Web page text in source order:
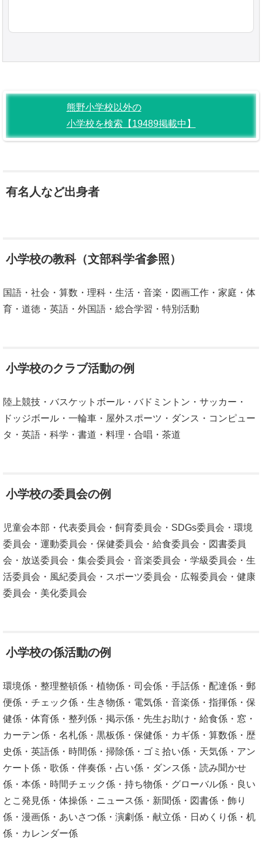
熊野小学校以外の
小学校を検索【19489掲載中】
有名人など出身者
小学校の教科（文部科学省参照）
国語・社会・算数・理科・生活・音楽・図画工作・家庭・体
育・道徳・英語・外国語・総合学習・特別活動
小学校のクラブ活動の例
陸上競技・バスケットボール・バドミントン・サッカー・
ドッジボール・一輪車・屋外スポーツ・ダンス・コンピュー
タ・英語・科学・書道・料理・合唱・茶道
小学校の委員会の例
児童会本部・代表委員会・飼育委員会・SDGs委員会・環境
委員会・運動委員会・保健委員会・給食委員会・図書委員
会・放送委員会・集会委員会・音楽委員会・学級委員会・生
活委員会・風紀委員会・スポーツ委員会・広報委員会・健康
委員会・美化委員会
小学校の係活動の例
環境係・整理整頓係・植物係・司会係・手話係・配達係・郵
便係・チェック係・生き物係・電気係・音楽係・指揮係・保
健係・体育係・整列係・掲示係・先生お助け・給食係・窓・
カーテン係・名札係・黒板係・保健係・カギ係・算数係・歴
史係・英語係・時間係・掃除係・ゴミ拾い係・天気係・アン
ケート係・歌係・伴奏係・占い係・ダンス係・読み聞かせ
係・本係・時間チェック係・持ち物係・グローバル係・良い
とこ発見係・体操係・ニュース係・新聞係・図書係・飾り
係・漫画係・あいさつ係・演劇係・献立係・日めくり係・机
係・カレンダー係